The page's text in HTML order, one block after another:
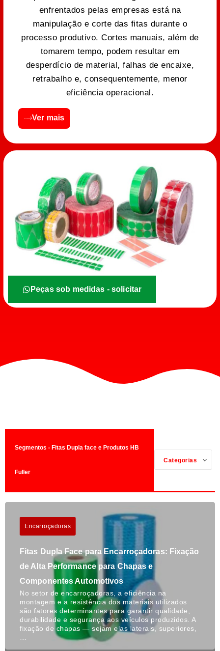
enfrentados pelas empresas está na
manipulação e corte das fitas durante o
processo produtivo. Cortes manuais, além de
tomarem tempo, podem resultar em
desperdício de material, falhas de encaixe,
retrabalho e, consequentemente, menor
eficiência operacional.
Ver mais
Peças sob medidas - solicitar
Segmentos - Fitas Dupla face e Produtos HB
Fuller
Categorias
Encarroçadoras
Fitas Dupla Face para Encarroçadoras: Fixação
de Alta Performance para Chapas e
Componentes Automotivos
No setor de encarroçadoras, a eficiência na
montagem e a resistência dos materiais utilizados
são fatores determinantes para garantir qualidade,
durabilidade e segurança aos veículos produzidos. A
fixação de chapas — sejam elas laterais, superiores,